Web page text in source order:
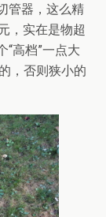
管器，这么精
，实在是物超
“高档”一点大
，否则狭小的